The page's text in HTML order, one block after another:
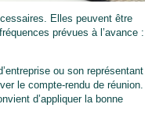
Elles peuvent être
prévues à l’avance :
ou son représentant
le compte-rendu de réunion.
d’appliquer la bonne